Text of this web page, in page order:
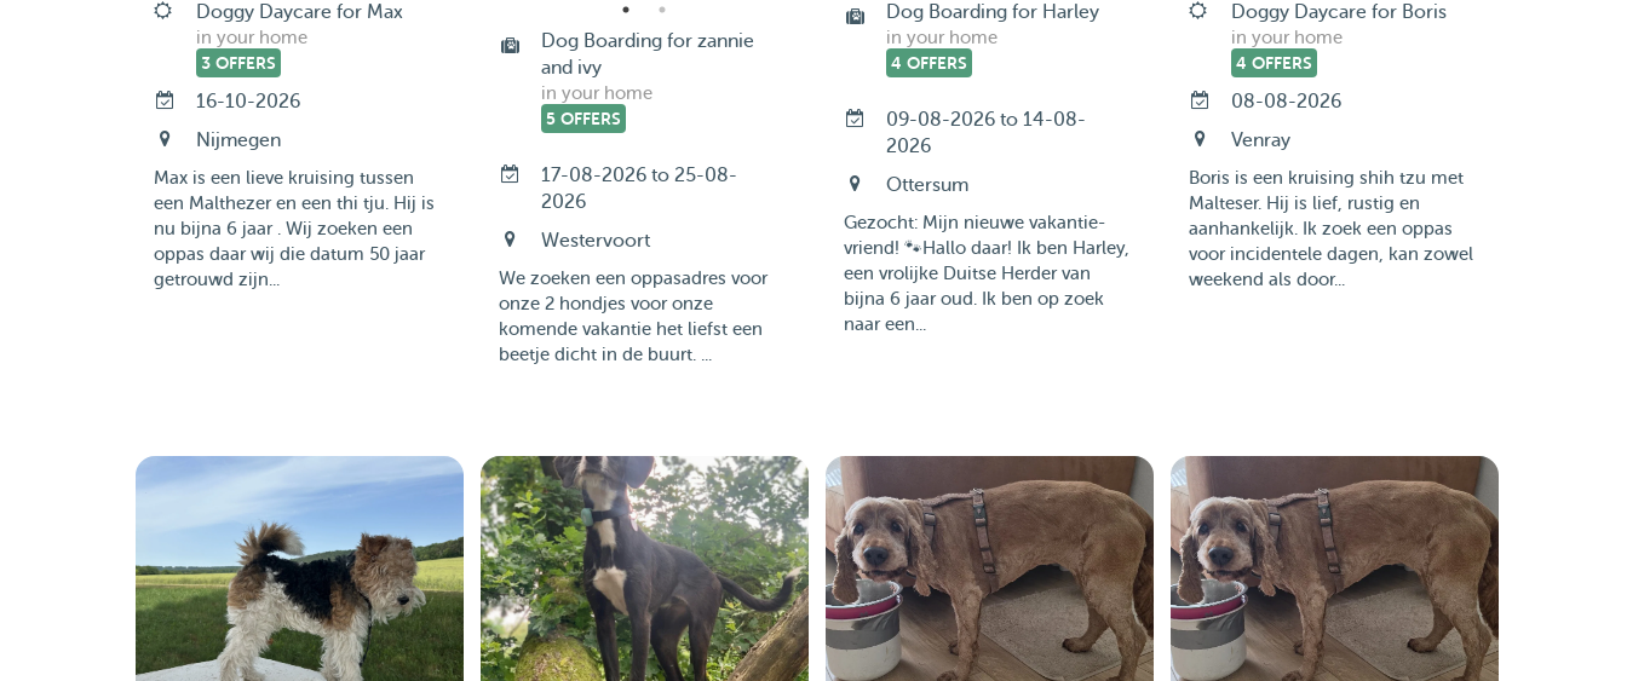
Doggy Daycare for Max
in your home
3 OFFERS
16-10-2026
Nijmegen
Max is een lieve kruising tussen
een Malthezer en een thi tju. Hij is
nu bijna 6 jaar . Wij zoeken een
oppas daar wij die datum 50 jaar
getrouwd zijn...
Dog Boarding for zannie
and ivy
in your home
5 OFFERS
17-08-2026 to 25-08-
2026
Westervoort
We zoeken een oppasadres voor
onze 2 hondjes voor onze
komende vakantie het liefst een
beetje dicht in de buurt. ...
Dog Boarding for Harley
in your home
4 OFFERS
09-08-2026 to 14-08-
2026
Ottersum
​Gezocht: Mijn nieuwe vakantie-
vriend! 🐾 ​Hallo daar! Ik ben Harley,
een vrolijke Duitse Herder van
bijna 6 jaar oud. Ik ben op zoek
naar een...
Doggy Daycare for Boris
in your home
4 OFFERS
08-08-2026
Venray
Boris is een kruising shih tzu met
Malteser. Hij is lief, rustig en
aanhankelijk. Ik zoek een oppas
voor incidentele dagen, kan zowel
weekend als door...